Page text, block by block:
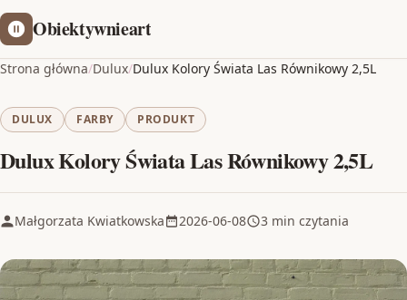
Obiektywnieart
Strona główna/Dulux/Dulux Kolory Świata Las Równikowy 2,5L
DULUX FARBY PRODUKT
Dulux Kolory Świata Las Równikowy 2,5L
Małgorzata Kwiatkowska 2026-06-08 3 min czytania